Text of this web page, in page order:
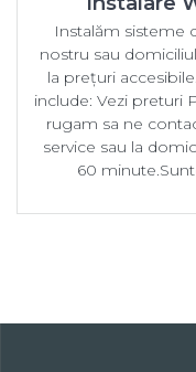
Instalăm sisteme
nostru sau
la prețuri
include: Vezi preturi
rugam sa ne
service sau la
60